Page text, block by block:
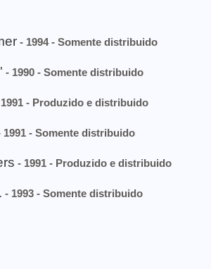
- 1994 - Somente distribuido
- 1990 - Somente distribuido
- Produzido e distribuido
1991 - Somente distribuido
- 1991 - Produzido e distribuido
- 1993 - Somente distribuido